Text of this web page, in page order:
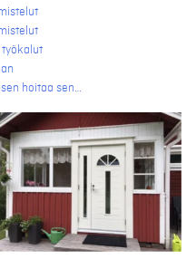
työkalut
hoitaa sen…